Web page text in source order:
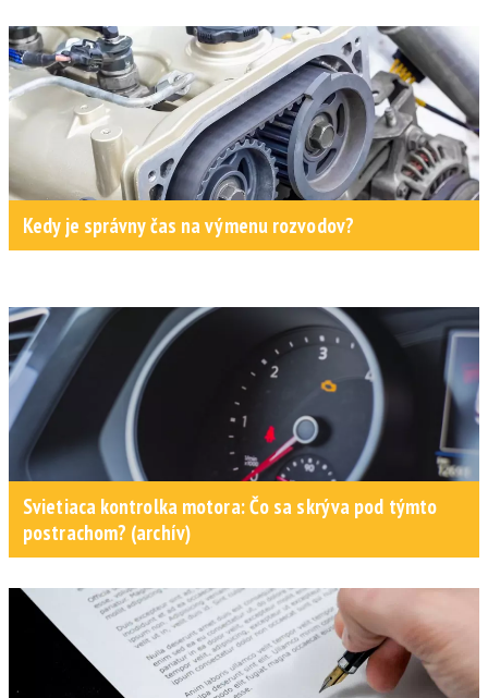
Kedy je správny čas na výmenu rozvodov?
Svietiaca kontrolka motora: Čo sa skrýva pod týmto
postrachom? (archív)